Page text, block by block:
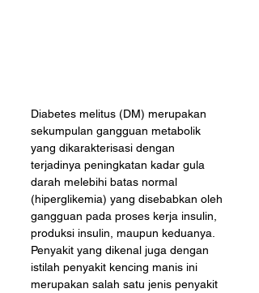
Diabetes melitus (DM) merupakan
sekumpulan gangguan metabolik
yang dikarakterisasi dengan
terjadinya peningkatan kadar gula
darah melebihi batas normal
(hiperglikemia) yang disebabkan oleh
gangguan pada proses kerja insulin,
produksi insulin, maupun keduanya.
Penyakit yang dikenal juga dengan
istilah penyakit kencing manis ini
merupakan salah satu jenis penyakit